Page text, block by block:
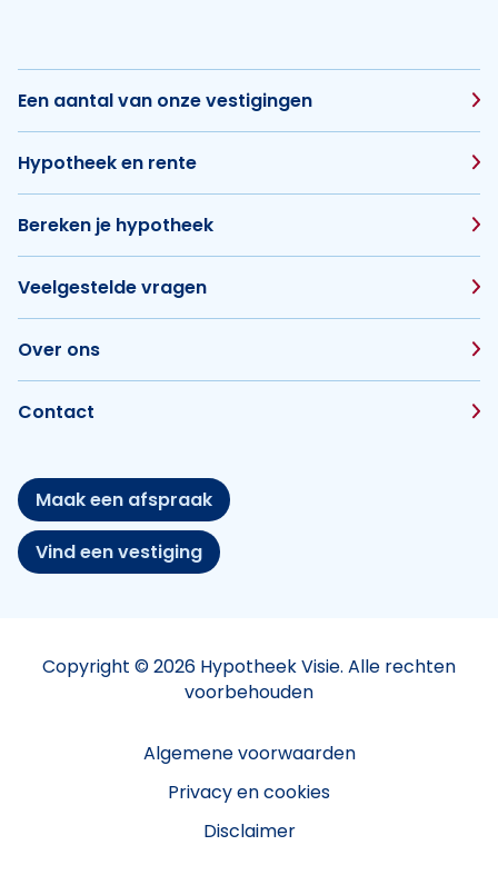
Een aantal van onze vestigingen
Hypotheek en rente
Bereken je hypotheek
Veelgestelde vragen
Over ons
Contact
Maak een afspraak
Vind een vestiging
Copyright © 2026 Hypotheek Visie. Alle rechten
voorbehouden
Algemene voorwaarden
Privacy en cookies
Disclaimer